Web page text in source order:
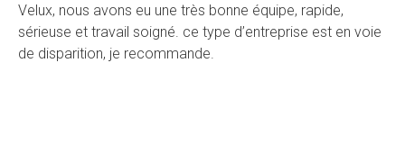
Velux, nous avons eu une très bonne équipe, rapide,
sérieuse et travail soigné. ce type d’entreprise est en voie
de disparition, je recommande.